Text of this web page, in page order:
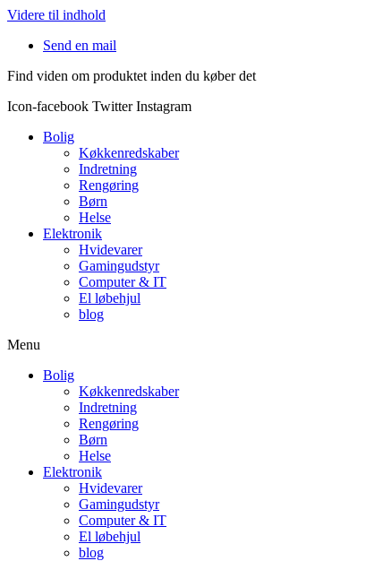
Videre til indhold
Send en mail
Find viden om produktet inden du køber det
Icon-facebook Twitter Instagram
Bolig
Køkkenredskaber
Indretning
Rengøring
Børn
Helse
Elektronik
Hvidevarer
Gamingudstyr
Computer & IT
El løbehjul
blog
Menu
Bolig
Køkkenredskaber
Indretning
Rengøring
Børn
Helse
Elektronik
Hvidevarer
Gamingudstyr
Computer & IT
El løbehjul
blog